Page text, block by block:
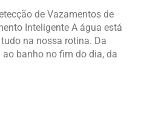
de Vazamentos de
Inteligente A água está
na nossa rotina. Da
banho no fim do dia, da